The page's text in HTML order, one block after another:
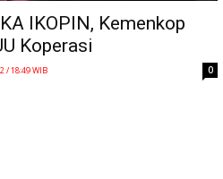
IKOPIN, Kemenkop
Koperasi
/ 18:49 WIB 0